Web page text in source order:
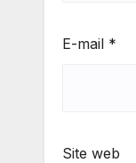
E-mail *
Site web